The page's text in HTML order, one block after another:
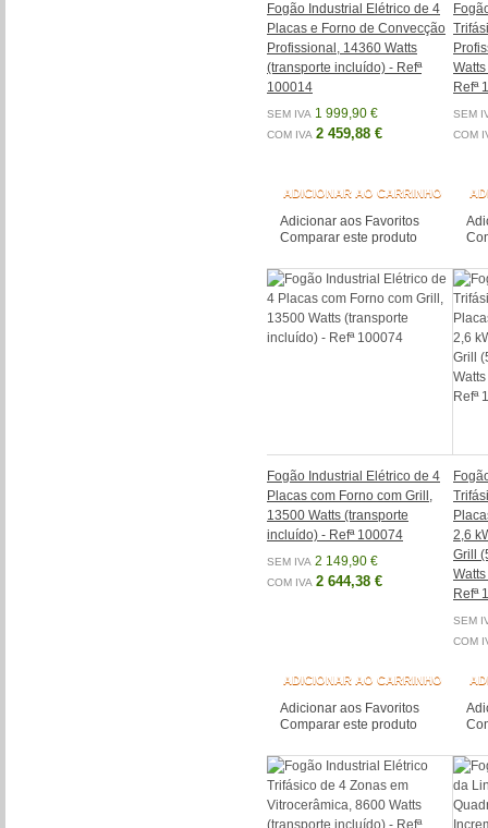
Fogão Industrial Elétrico de 4
Placas e Forno de Convecção
Profissional, 14360 Watts
(transporte incluído) - Refª
100014
SEM IVA 1 999,90 €
COM IVA 2 459,88 €
ADICIONAR AO CARRINHO
Adicionar aos Favoritos
Comparar este produto
Refª
SEM
COM
Fogão Industrial Elétrico de 4
Placas com Forno com Grill,
13500 Watts (transporte
incluído) - Refª 100074
SEM IVA 2 149,90 €
COM IVA 2 644,38 €
ADICIONAR AO CARRINHO
Adicionar aos Favoritos
Comparar este produto
2,6
Grill
Refª
SEM
COM